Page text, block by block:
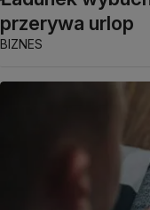
przerywa urlop
BIZNES